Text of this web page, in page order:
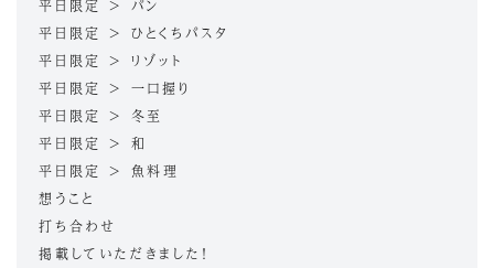
平日限定 > パン
平日限定 > ひとくちパスタ
平日限定 > リゾット
平日限定 > 一口握り
平日限定 > 冬至
平日限定 > 和
平日限定 > 魚料理
想うこと
打ち合わせ
掲載していただきました！